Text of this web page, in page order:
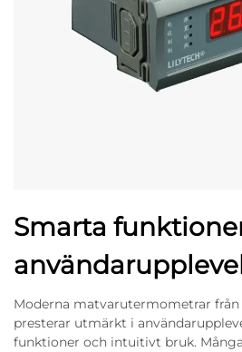
Smarta
Moderna matvarutermometrar
presterar utmärkt i
funktioner och intuitivt bruk.